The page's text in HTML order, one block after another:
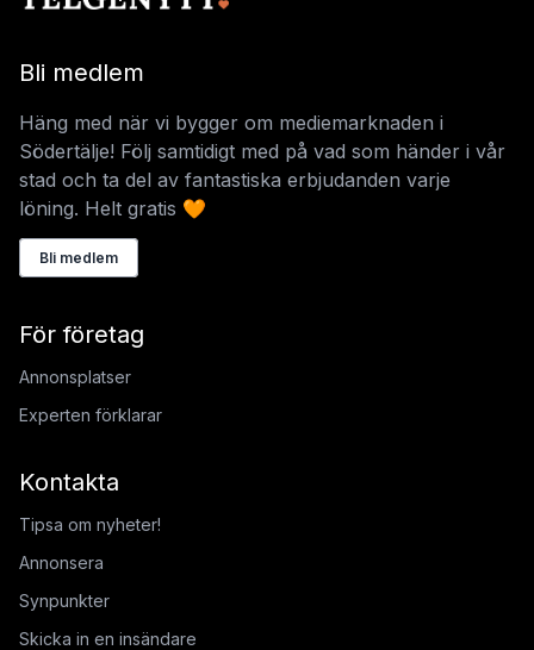
Bli medlem
Häng med när vi bygger om mediemarknaden i
Södertälje! Följ samtidigt med på vad som händer i vår
stad och ta del av fantastiska erbjudanden varje
löning. Helt gratis 🧡
Bli medlem
För företag
Annonsplatser
Experten förklarar
Kontakta
Tipsa om nyheter!
Annonsera
Synpunkter
Skicka in en insändare